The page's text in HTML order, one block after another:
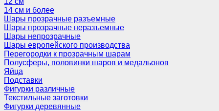
14 см и более
Шары прозрачные разъемные
Шары прозрачные неразъемные
Шары непрозрачные
Шары европейского производства
Перегородки к прозрачным шарам
Полусферы, половинки шаров и медальонов
Яйца
Подставки
Фигурки различные
Текстильные заготовки
Фигурки деревянные